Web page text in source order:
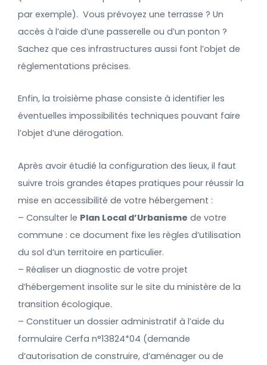
par exemple). Vous prévoyez une terrasse ? Un
accès à l’aide d’une passerelle ou d’un ponton ?
Sachez que ces infrastructures aussi font l’objet de
réglementations précises.
Enfin, la troisième phase consiste à identifier les
éventuelles impossibilités techniques pouvant faire
l’objet d’une dérogation.
Après avoir étudié la configuration des lieux, il faut
suivre trois grandes étapes pratiques pour réussir la
mise en accessibilité de votre hébergement :
– Consulter le Plan Local d’Urbanisme de votre
commune : ce document fixe les règles d’utilisation
du sol d’un territoire en particulier.
– Réaliser un diagnostic de votre projet
d’hébergement insolite sur le site du ministère de la
transition écologique.
– Constituer un dossier administratif à l’aide du
formulaire Cerfa n°13824*04 (demande
d’autorisation de construire, d’aménager ou de